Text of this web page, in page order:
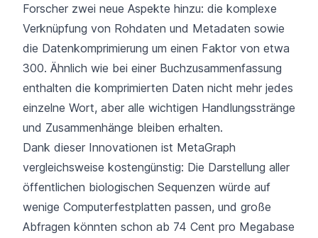
Forscher zwei neue Aspekte hinzu: die komplexe
Verknüpfung von Rohdaten und Metadaten sowie
die Datenkomprimierung um einen Faktor von etwa
300. Ähnlich wie bei einer Buchzusammenfassung
enthalten die komprimierten Daten nicht mehr jedes
einzelne Wort, aber alle wichtigen Handlungsstränge
und Zusammenhänge bleiben erhalten.
Dank dieser Innovationen ist MetaGraph
vergleichsweise kostengünstig: Die Darstellung aller
öffentlichen biologischen Sequenzen würde auf
wenige Computerfestplatten passen, und große
Abfragen könnten schon ab 74 Cent pro Megabase